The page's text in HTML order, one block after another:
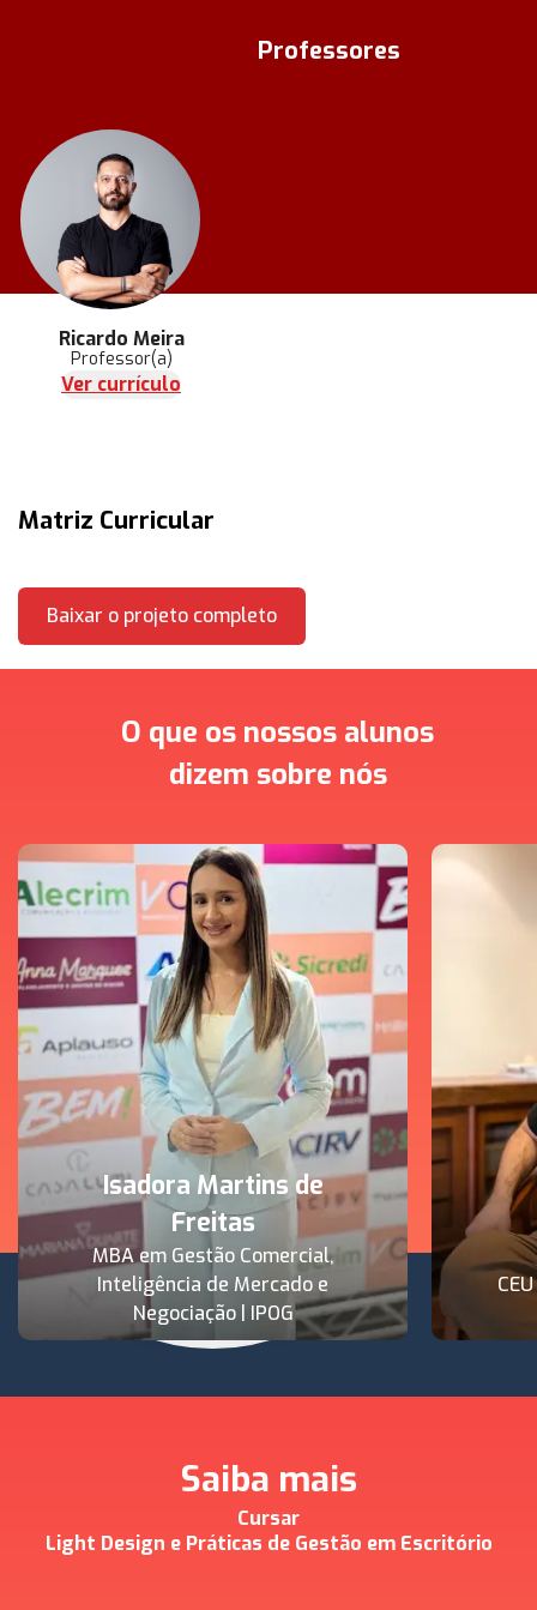
Professores
Ricardo Meira
Professor(a)
Ver currículo
Matriz Curricular
Baixar o projeto completo
O que os nossos alunos
dizem sobre nós
Isadora Martins de
Freitas
MBA em Gestão Comercial,
Inteligência de Mercado e
Negociação | IPOG
Saiba mais
Cursar
Light Design e Práticas de Gestão em Escritório